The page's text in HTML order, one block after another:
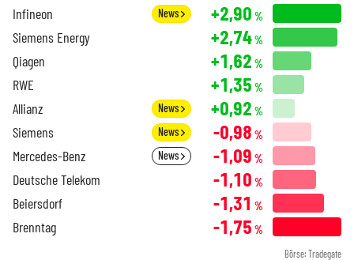
Infineon News +2,90 %
Siemens Energy +2,74%
Qiagen +1,62 %
RWE +1,35 %
Allianz News +0,92 %
Siemens News -0,98 %
Mercedes-Benz News -1,09 %
Deutsche Telekom -1,10 %
Beiersdorf -1,31 %
Brenntag -1,75 %
Börse: Tradegate